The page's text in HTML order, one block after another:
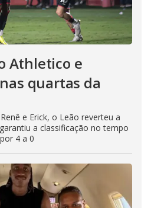
Athletico e
quartas da
e Erick, o Leão reverteu a
a classificação no tempo
4 a 0